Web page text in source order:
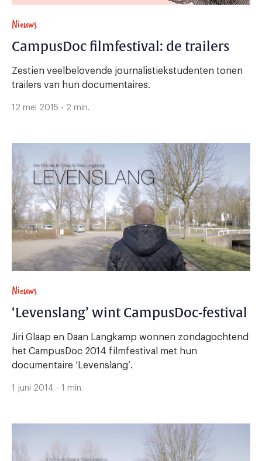
Nieuws
CampusDoc filmfestival: de trailers
Zestien veelbelovende journalistiekstudenten tonen
trailers van hun documentaires.
12 mei 2015 - 2 min.
Nieuws
‘Levenslang’ wint CampusDoc-festival
Jiri Glaap en Daan Langkamp wonnen zondagochtend
het CampusDoc 2014 filmfestival met hun
documentaire ‘Levenslang’.
1 juni 2014 - 1 min.